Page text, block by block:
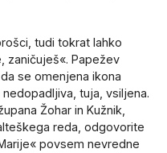
tudi tokrat lahko
zaničuješ«. Papežev
se omenjena ikona
tuja, vsiljena.
Žohar in Kužnik,
reda, odgovorite
povsem nevredne